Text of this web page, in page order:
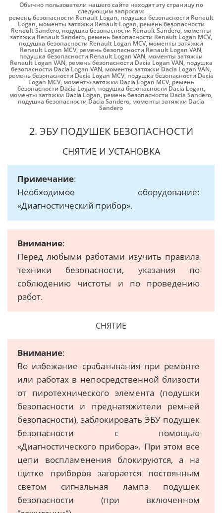
Обычно пользователи нашего сайта находят эту страницу по
следующим запросам:
ремень безопасности Renault Logan, подушка безопасности Renault
Logan, моменты затяжки Renault Logan, ремень безопасности
Renault Sandero, подушка безопасности Renault Sandero, моменты
затяжки Renault Sandero, ремень безопасности Renault Logan MCV,
подушка безопасности Renault Logan MCV, моменты затяжки
Renault Logan MCV, ремень безопасности Renault Logan VAN,
подушка безопасности Renault Logan VAN, моменты затяжки
Renault Logan VAN, ремень безопасности Dacia Logan VAN, подушка
безопасности Dacia Logan VAN, моменты затяжки Dacia Logan VAN,
ремень безопасности Dacia Logan MCV, подушка безопасности Dacia
Logan MCV, моменты затяжки Dacia Logan MCV, ремень
безопасности Dacia Logan, подушка безопасности Dacia Logan,
моменты затяжки Dacia Logan, ремень безопасности Dacia Sandero,
подушка безопасности Dacia Sandero, моменты затяжки Dacia
Sandero
2. ЭБУ ПОДУШЕК БЕЗОПАСНОСТИ
СНЯТИЕ И УСТАНОВКА
Примечание:
Необходимое оборудование:
«Диагностический прибор».
Внимание:
Перед любыми работами изучить правила
техники безопасности, указания по
соблюдению чистоты и по проведению
работ.
СНЯТИЕ
Внимание:
Во избежание срабатывания при ремонте
или работах в непосредственной близости
от пиротехнического элемента (подушки
безопасности и преднатяжители ремней
безопасности), заблокировать ЭБУ подушек
безопасности с помощью
«Диагностического прибора». При этом все
цепи воспламенения блокируются, а на
щитке приборов загорается постоянным
светом сигнальная лампа подушек
безопасности (при включенном